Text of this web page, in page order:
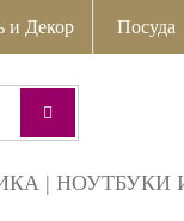
и Декор Посуда
|НОУТБУКИ